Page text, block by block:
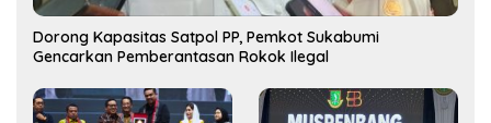
Dorong Kapasitas Satpol PP, Pemkot Sukabumi
Gencarkan Pemberantasan Rokok Ilegal